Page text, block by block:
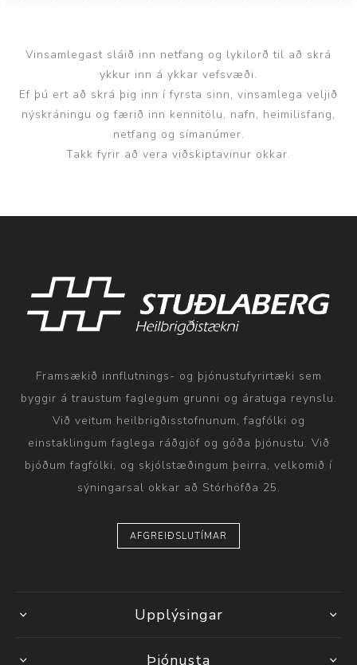
Vinsamlegast sláið inn netfang og lykilorð til að skrá
ykkur inn á ykkar vefsvæði.
Ef þú ert að skrá þig inn í fyrsta sinn, vinsamlega veljið
nýskráningu og færið inn kennitölu, nafn, heimilisfang,
netfang og símanúmer.
Takk fyrir að vera viðskiptavinur okkar.
Framsækið innflutnings- og þjónustufyrirtæki sem
byggir á traustum faglegum grunni og áratuga reynslu.
Við veitum heilbrigðisstofnunum, fagfólki og
einstaklingum faglega ráðgjöf og góða þjónustu. Við
bjóðum fagfólki, og skjólstæðingum þeirra, velkomið í
sýningarsal okkar að Stórhöfða 25.
AFGREIÐSLUTÍMAR
Upplýsingar
Þjónusta